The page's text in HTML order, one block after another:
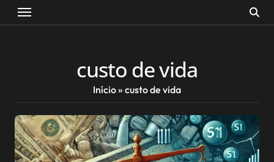
custo de vida
Início» custo de vida